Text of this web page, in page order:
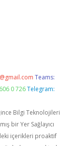
Teams:
0 726 Telegram:
Bilgi Teknolojileri
bir Yer Sağlayıcı
içerikleri proaktif